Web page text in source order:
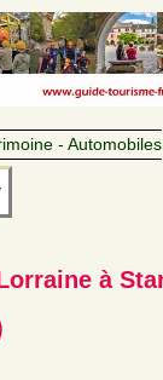
- Automobiles
à